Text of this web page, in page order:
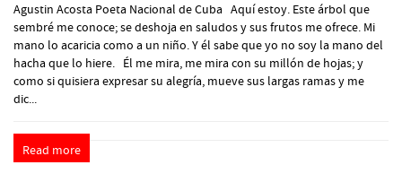
Agustin Acosta Poeta Nacional de Cuba Aquí estoy. Este árbol que
sembré me conoce; se deshoja en saludos y sus frutos me ofrece. Mi
mano lo acaricia como a un niño. Y él sabe que yo no soy la mano del
hacha que lo hiere. Él me mira, me mira con su millón de hojas; y
como si quisiera expresar su alegría, mueve sus largas ramas y me
dic...
Read more